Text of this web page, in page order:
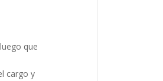
que
cargo y